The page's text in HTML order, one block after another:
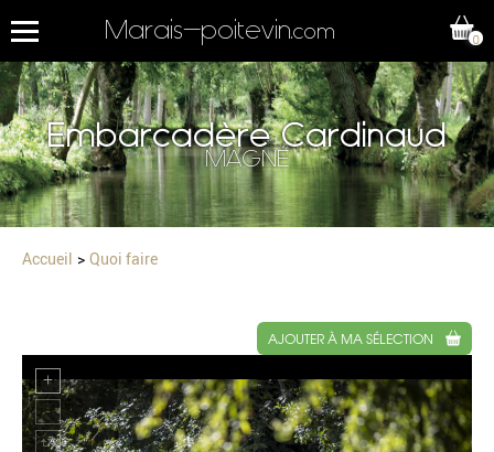
Marais-poitevin.com
Embarcadère Cardinaud
MAGNÉ
0
Accueil Quoi faire
AJOUTER À MA SÉLECTION